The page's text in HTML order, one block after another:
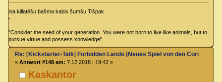
ina killatēšu bašma kabis šumšu Tišpak
-
"Consider the seed of your generation. You were not born to live like animals, but to
pursue virtue and possess knowledge"
Kaskantor
Re: [Kickstarter-Talk] Forbidden Lands (Neues Spiel von den Coriolis-
« Antwort #148 am: 7.12.2018 | 19:42 »